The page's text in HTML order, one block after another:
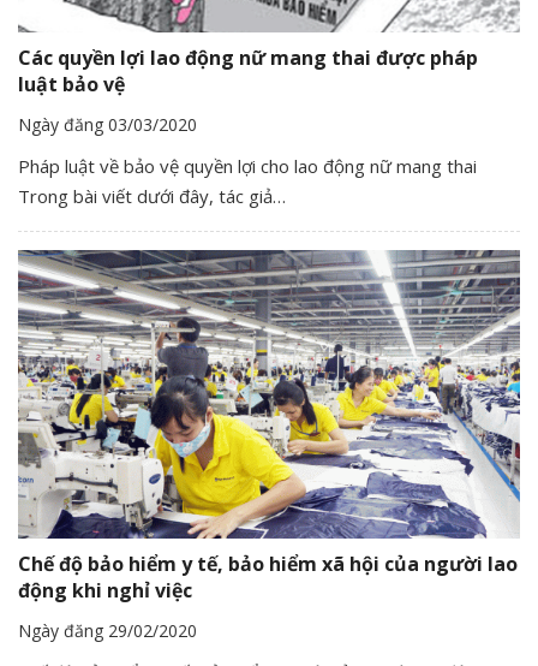
Các quyền lợi lao động nữ mang thai được pháp
luật bảo vệ
Ngày đăng 03/03/2020
Pháp luật về bảo vệ quyền lợi cho lao động nữ mang thai
Trong bài viết dưới đây, tác giả…
Chế độ bảo hiểm y tế, bảo hiểm xã hội của người lao
động khi nghỉ việc
Ngày đăng 29/02/2020